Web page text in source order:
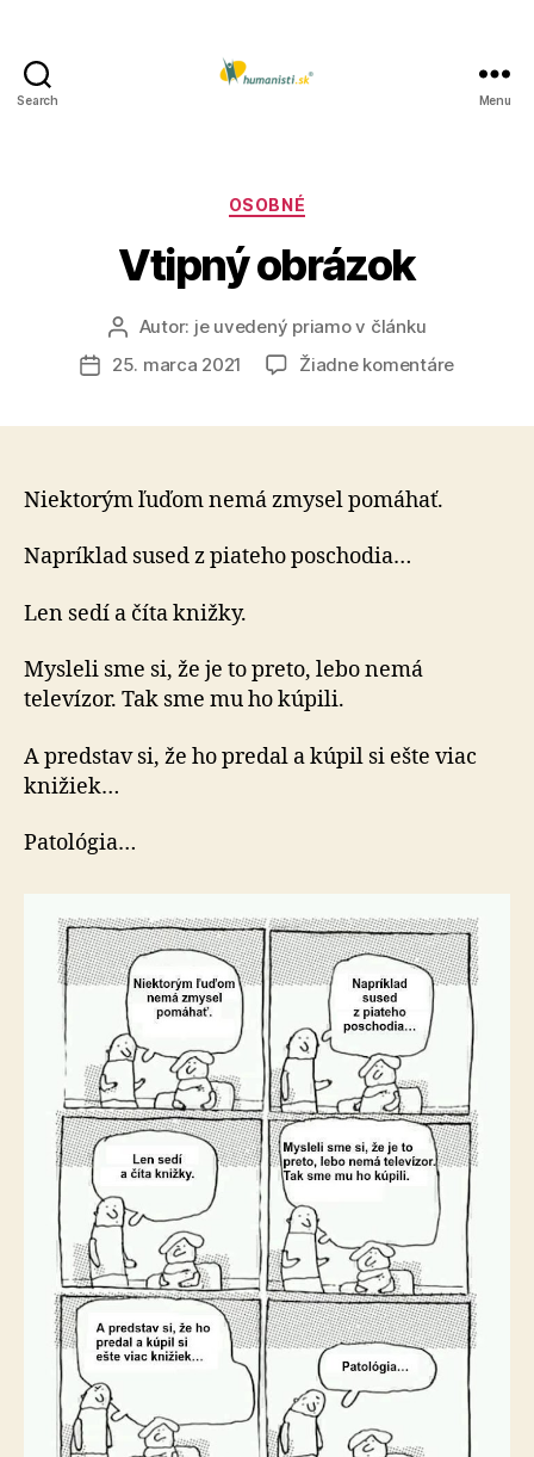
Search Menu
Kategórie
OSOBNÉ
Vtipný obrázok
Autor
článku
Autor: je uvedený priamo v článku
Dátum
25. marca 2021 Žiadne komentárena
Niektorým ľuďom nemá zmysel pomáhať.
Napríklad sused z piateho poschodia…
Len sedí a číta knižky.
Mysleli sme si, že je to preto, lebo nemá
televízor. Tak sme mu ho kúpili.
A predstav si, že ho predal a kúpil si ešte viac
knižiek…
Patológia…